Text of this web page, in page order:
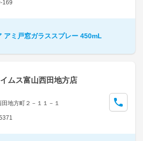
169
アミ戸窓ガラススプレー 450mL
イムス富山西田地方店
地方町２－１１－１